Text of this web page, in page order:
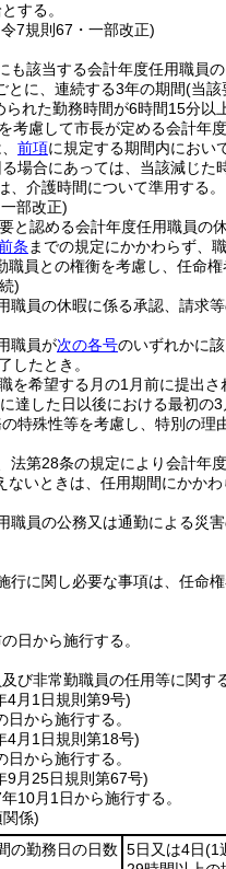
する。
7規則67・一部改正)
も該当する会計年度任用職員の
とに、連続する3年の期間(当該
られた勤務時間が6時間15分以
考慮して市長が定める会計年
前項に規定する期間内におい
場合にあっては、当該減じた
、介護時間について準用する。
部改正)
と認める会計年度任用職員の
条 までの規定にかかわらず、
職員との権衡を考慮し、任命権
)
職員の休暇に係る承認、請求等
職員が次の各号のいずれかに
したとき。
を希望する月の1月前に提出
達した日以後における最初の3
特殊性等を考慮し、特別の
法第28条の規定により会計年
ないときは、任用期間にかか
職員の公務又は通勤による災
行に関し必要な事項は、任命権
日から施行する。
び非常勤職員の任用等に関す
4月1日規則第9号)
から施行する。
4月1日規則第18号)
から施行する。
9月25日規則第67号)
10月1日から施行する。
係)
の勤務日の日数 5日又は4日(1